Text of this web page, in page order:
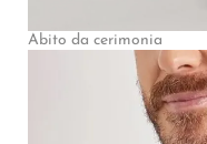
Abito da cerimonia